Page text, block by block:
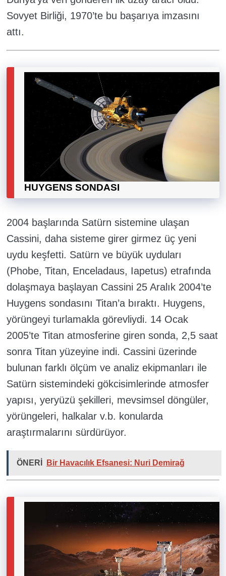
Sovyet Birliği, 1970’te bu başarıya imzasını
attı.
HUYGENS SONDASI
2004 başlarında Satürn sistemine ulaşan
Cassini, daha sisteme girer girmez üç yeni
uydu keşfetti. Satürn ve büyük uyduları
(Phobe, Titan, Enceladaus, Iapetus) etrafında
dolaşmaya başlayan Cassini 25 Aralık 2004’te
Huygens sondasını Titan’a bıraktı. Huygens,
yörüngeyi turlamakla görevliydi. 14 Ocak
2005’te Titan atmosferine giren sonda, 2,5 saat
sonra Titan yüzeyine indi. Cassini üzerinde
bulunan farklı ölçüm ve analiz ekipmanları ile
Satürn sistemindeki gökcisimlerinde atmosfer
yapısı, yeryüzü şekilleri, mevsimsel döngüler,
yörüngeleri, halkalar v.b. konularda
araştırmalarını sürdürüyor.
ÖNERİ Bir Havacılık Efsanesi: Nuri Demirağ